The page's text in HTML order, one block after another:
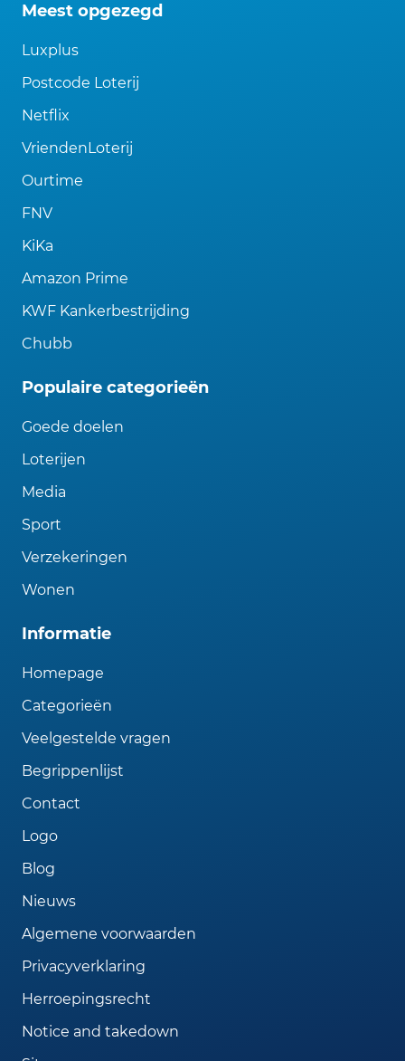
Meest opgezegd
Luxplus
Postcode Loterij
Netflix
VriendenLoterij
Ourtime
FNV
KiKa
Amazon Prime
KWF Kankerbestrijding
Chubb
Populaire categorieën
Goede doelen
Loterijen
Media
Sport
Verzekeringen
Wonen
Informatie
Homepage
Categorieën
Veelgestelde vragen
Begrippenlijst
Contact
Logo
Blog
Nieuws
Algemene voorwaarden
Privacyverklaring
Herroepingsrecht
Notice and takedown